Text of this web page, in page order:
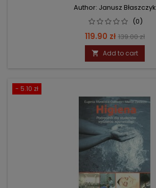
Author: Janusz Błaszczyk
(0)
Price
119.90 zł Regular
price
139.00 zł
 Add to cart
- 5.10 zł